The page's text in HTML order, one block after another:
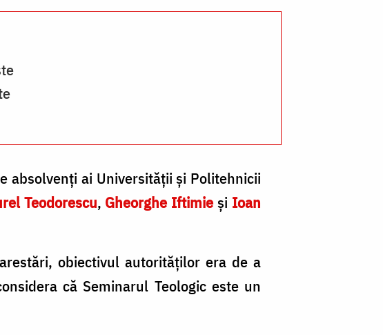
ai Universității și Politehnicii
Teodorescu, Gheorghe Iftimie și Ioan
obiectivul autorităților era de a
că Seminarul Teologic este un